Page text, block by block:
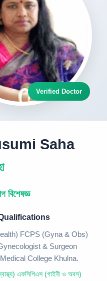
Verified Doctor
Saha
বিশেষজ্ঞ
FCPS (Gyna & Obs)
& Surgeon
College Khulna.
এফসিপিএস (গাইনী ও অবস)